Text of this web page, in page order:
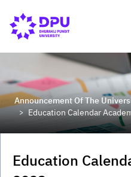
Announcement Of The
> Education Calendar
Education